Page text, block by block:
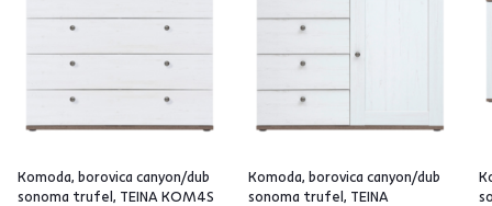
Komoda, borovica canyon/dub
sonoma trufel, TEINA KOM4S
Komoda, borovica canyon/dub
sonoma trufel, TEINA